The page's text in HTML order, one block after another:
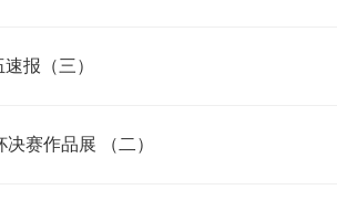
报（三）
赛作品展 （二）